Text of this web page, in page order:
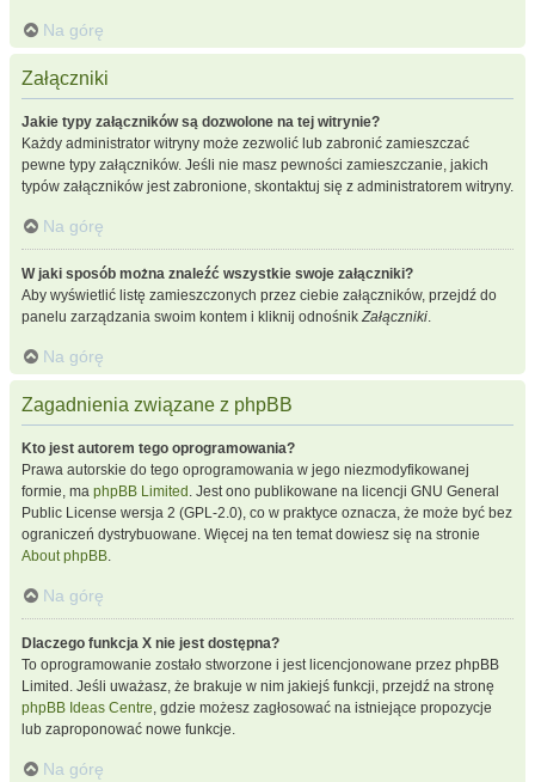
Na górę
Załączniki
Jakie typy załączników są dozwolone na tej witrynie?
Każdy administrator witryny może zezwolić lub zabronić zamieszczać
pewne typy załączników. Jeśli nie masz pewności zamieszczanie, jakich
typów załączników jest zabronione, skontaktuj się z administratorem witryny.
Na górę
W jaki sposób można znaleźć wszystkie swoje załączniki?
Aby wyświetlić listę zamieszczonych przez ciebie załączników, przejdź do
panelu zarządzania swoim kontem i kliknij odnośnikZałączniki.
Na górę
Zagadnienia związane z phpBB
Kto jest autorem tego oprogramowania?
Prawa autorskie do tego oprogramowania w jego niezmodyfikowanej
formie, ma phpBB Limited . Jest ono publikowane na licencji GNU General
Public License wersja 2 (GPL-2.0), co w praktyce oznacza, że może być bez
ograniczeń dystrybuowane. Więcej na ten temat dowiesz się na stronie
About phpBB.
Na górę
Dlaczego funkcja X nie jest dostępna?
To oprogramowanie zostało stworzone i jest licencjonowane przez phpBB
Limited. Jeśli uważasz, że brakuje w nim jakiejś funkcji, przejdź na stronę
phpBB Ideas Centre, gdzie możesz zagłosować na istniejące propozycje
lub zaproponować nowe funkcje.
Na górę